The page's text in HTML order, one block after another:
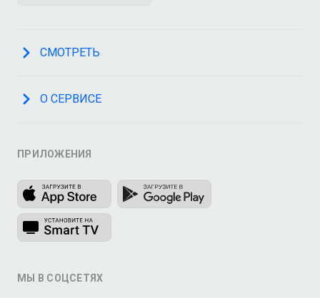
СМОТРЕТЬ
О СЕРВИСЕ
ПРИЛОЖЕНИЯ
МЫ В СОЦСЕТЯХ